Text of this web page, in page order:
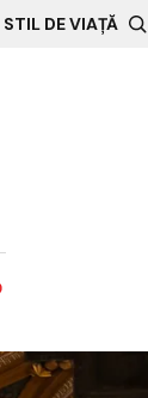
STIL DE VIAȚĂ